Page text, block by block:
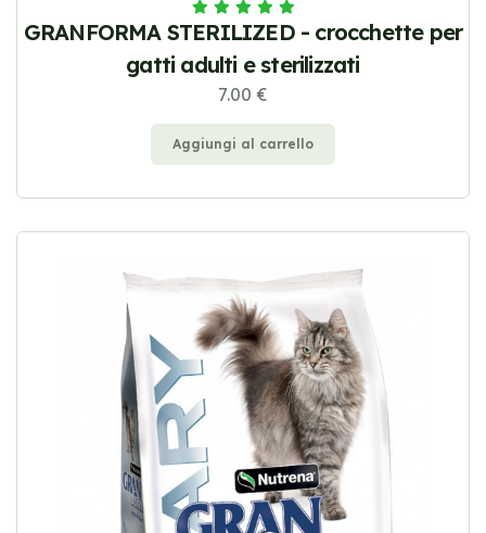
GRANFORMA STERILIZED - crocchette per
gatti adulti e sterilizzati
7.00 €
Aggiungi al carrello